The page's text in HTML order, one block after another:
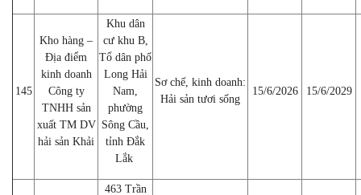
145
Kho hàng –
Địa điểm
kinh doanh
Công ty
TNHH sản
xuất TM DV
hải sản Khải
Khu dân
cư khu B,
Tổ dân phố
Long Hải
Nam,
phường
Sông Cầu,
tỉnh Đắk
Lắk
Sơ chế, kinh doanh:
Hải sản tươi sống
15/6/2026 15/6/2029
463 Trần